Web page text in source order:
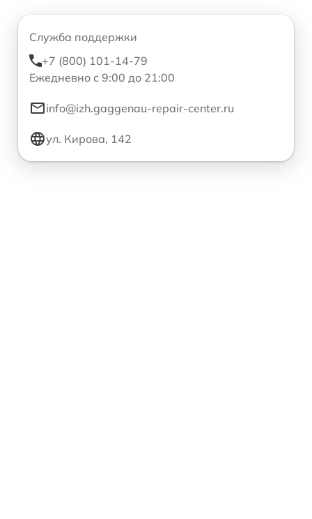
Служба поддержки
+7 (800) 101-14-79
Ежедневно с 9:00 до 21:00
info@izh.gaggenau-repair-center.ru
ул. Кирова, 142